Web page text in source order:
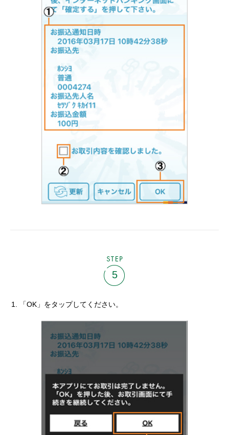
5
「OK」をタップしてください。